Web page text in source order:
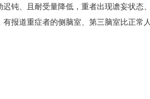
钝、且耐受量降低，重者出现谵妄状态
报道重症者的侧脑室、第三脑室比正常